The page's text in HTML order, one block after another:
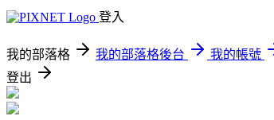
登入
我的部落格 我的部落格後台
我的帳號
登出